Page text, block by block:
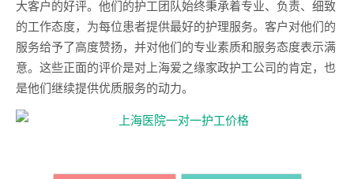
大客户的好评。他们的护工团队始终秉承着专业、负责、细致
的工作态度，为每位患者提供最好的护理服务。客户对他们的
服务给予了高度赞扬，并对他们的专业素质和服务态度表示满
意。这些正面的评价是对上海爱之缘家政护工公司的肯定，也
是他们继续提供优质服务的动力。